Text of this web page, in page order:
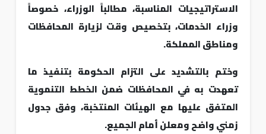
الاستراتيجيات المناسبة، مطالباً الوزراء، خصوصاً
وزراء الخدمات، بتخصيص وقت لزيارة المحافظات
ومناطق المملكة.
وختم بالتشديد على التزام الحكومة بتنفيذ ما
تعهدت به في المحافظات ضمن الخطط التنموية
المتفق عليها مع الهيئات المنتخبة، وفق جدول
زمني واضح ومعلن أمام الجميع.